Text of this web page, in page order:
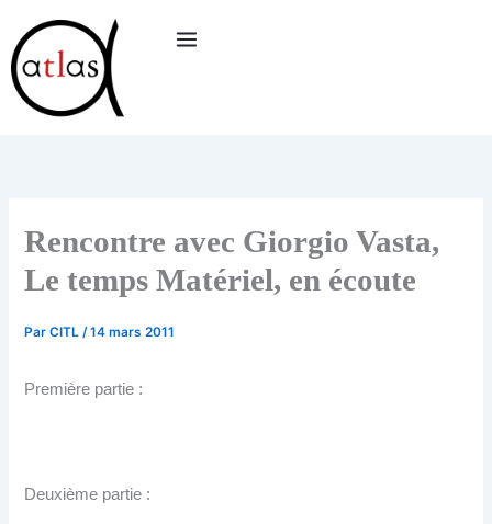
au
contenu
Rencontre avec Giorgio Vasta,
Le temps Matériel, en écoute
ParCITL/14 mars 2011
Première partie :
Deuxième partie :